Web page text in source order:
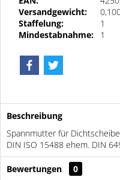
Versandgewicht:
Staffelung:
1
Mindestabnahme:
1
Beschreibung
Spannmutter für
DIN ISO 15488 ehem. DIN
Bewertungen
0